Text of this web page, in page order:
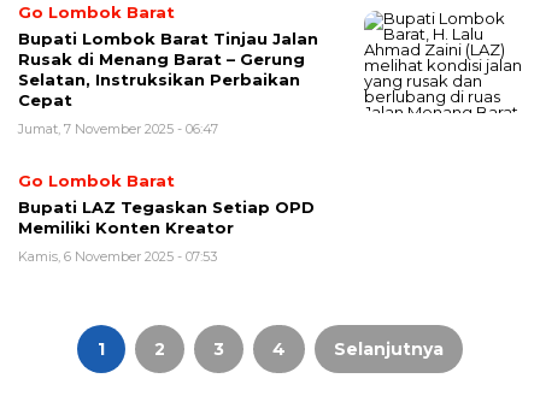
Go Lombok Barat
Bupati Lombok Barat Tinjau Jalan
Rusak di Menang Barat – Gerung
Selatan, Instruksikan Perbaikan
Cepat
Jumat, 7 November 2025 - 06:47
Go Lombok Barat
Bupati LAZ Tegaskan Setiap OPD
Memiliki Konten Kreator
Kamis, 6 November 2025 - 07:53
Paginasi
pos 1 2 3 4 Selanjutnya